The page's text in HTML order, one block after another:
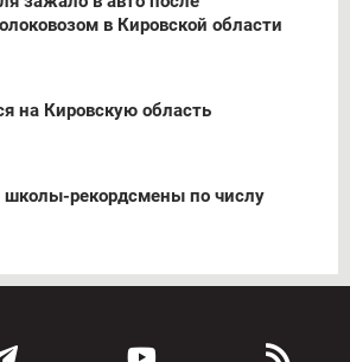
в Кировской области
на Кировскую область
школы-рекордсмены по числу